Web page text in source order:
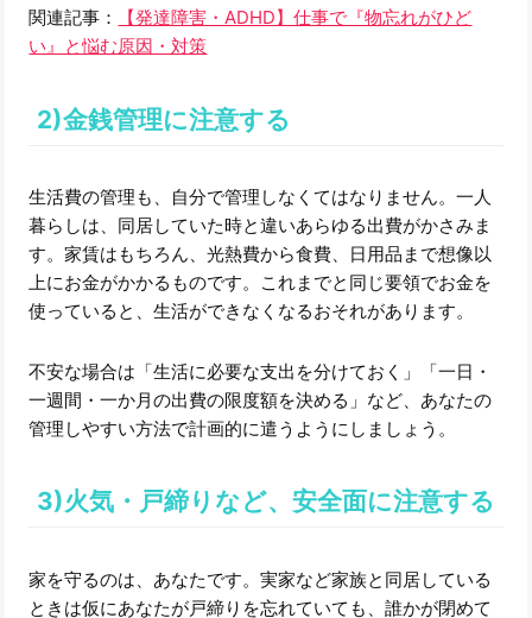
関連記事：
【発達障害・ADHD】仕事で『物忘れがひど
い』と悩む原因・対策
2)金銭管理に注意する
生活費の管理も、自分で管理しなくてはなりません。一人
暮らしは、同居していた時と違いあらゆる出費がかさみま
す。家賃はもちろん、光熱費から食費、日用品まで想像以
上にお金がかかるものです。これまでと同じ要領でお金を
使っていると、生活ができなくなるおそれがあります。
不安な場合は「生活に必要な支出を分けておく」「一日・
一週間・一か月の出費の限度額を決める」など、あなたの
管理しやすい方法で計画的に遣うようにしましょう。
3)火気・戸締りなど、安全面に注意する
家を守るのは、あなたです。実家など家族と同居している
ときは仮にあなたが戸締りを忘れていても、誰かが閉めて